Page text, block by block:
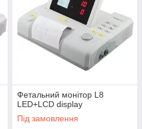
Фетальний монітор L8
LED+LCD display
Під замовлення